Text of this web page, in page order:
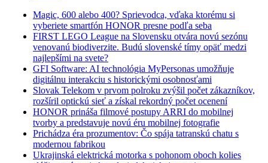
Magic, 600 alebo 400? Sprievodca, vďaka ktorému si
vyberiete smartfón HONOR presne podľa seba
FIRST LEGO League na Slovensku otvára novú sezónu
venovanú biodiverzite. Budú slovenské tímy opäť medzi
najlepšími na svete?
GFI Software: AI technológia MyPersonas umožňuje
digitálnu interakciu s historickými osobnosťami
Slovak Telekom v prvom polroku zvýšil počet zákazníkov,
rozšíril optickú sieť a získal rekordný počet ocenení
HONOR prináša filmové postupy ARRI do mobilnej
tvorby a predstavuje novú éru mobilnej fotografie
Prichádza éra prozumentov: Čo spája tatranskú chatu s
modernou fabrikou
Ukrajinská elektrická motorka s pohonom oboch kolies